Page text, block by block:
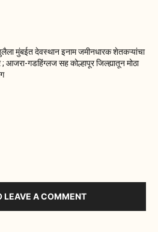
मुंबईत देवस्थान इनाम जमीनधारक शेतकऱ्यांचा
; आजरा-गडहिंग्लज सह कोल्हापूर जिल्ह्यातून मोठा
LEAVE A COMMENT